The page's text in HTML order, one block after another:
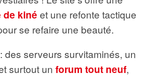
de kiné et une refonte tactique
se refaire une beauté.
des serveurs survitaminés, un
surtout un forum tout neuf,